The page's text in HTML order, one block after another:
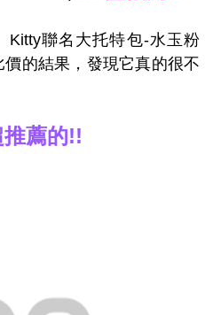
Kitty聯名大托特包-水玉粉
的結果，發現它真的很不
薦的!!